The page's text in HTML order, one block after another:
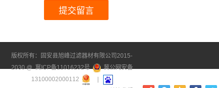
版权所有：固安县旭峰过滤器材有限公司2015-
2030 @冀ICP备11016232号
冀公网安备
13100002000112